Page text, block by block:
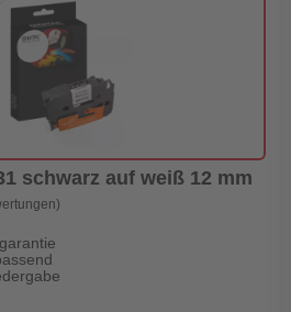
schwarz auf weiß 12 mm